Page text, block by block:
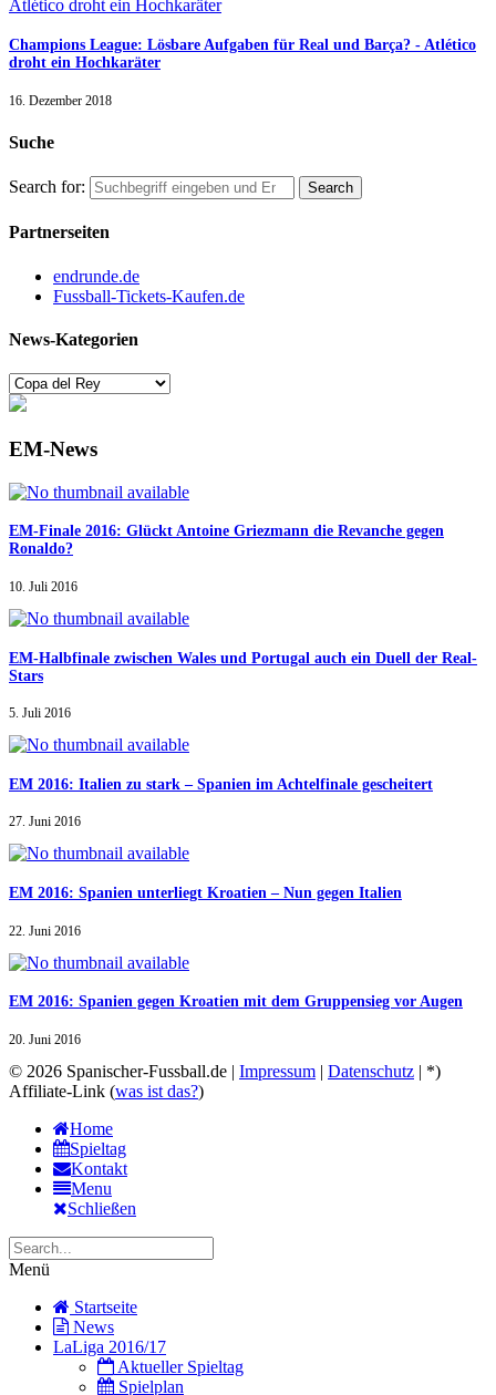
Champions League: Lösbare Aufgaben für Real und Barça? - Atlético
droht ein Hochkaräter
16. Dezember 2018
Suche
Search for:
Partnerseiten
endrunde.de
Fussball-Tickets-Kaufen.de
News-Kategorien
EM-News
EM-Finale 2016: Glückt Antoine Griezmann die Revanche gegen
Ronaldo?
10. Juli 2016
EM-Halbfinale zwischen Wales und Portugal auch ein Duell der Real-
Stars
5. Juli 2016
EM 2016: Italien zu stark – Spanien im Achtelfinale gescheitert
27. Juni 2016
EM 2016: Spanien unterliegt Kroatien – Nun gegen Italien
22. Juni 2016
EM 2016: Spanien gegen Kroatien mit dem Gruppensieg vor Augen
20. Juni 2016
© 2026 Spanischer-Fussball.de | Impressum | Datenschutz | *)
Affiliate-Link (was ist das?)
Home
Spieltag
Kontakt
Menu
Schließen
Menü
Startseite
News
LaLiga 2016/17
Aktueller Spieltag
Spielplan